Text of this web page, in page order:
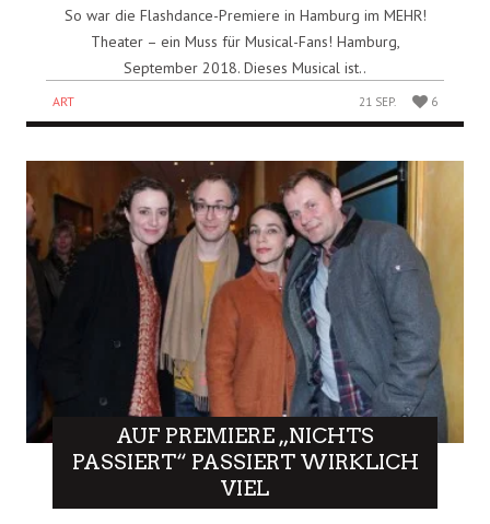
So war die Flashdance-Premiere in Hamburg im MEHR!
Theater – ein Muss für Musical-Fans! Hamburg,
September 2018. Dieses Musical ist..
ART 21 SEP. 6
AUF PREMIERE „NICHTS
PASSIERT“ PASSIERT WIRKLICH
VIEL